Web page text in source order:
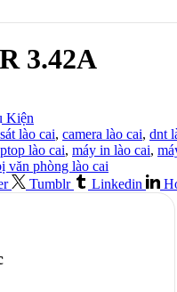
3.42A
Kiện
lào cai, camera lào cai, dnt
lào cai, máy in lào cai,
văn phòng lào cai
Tumblr Linkedin